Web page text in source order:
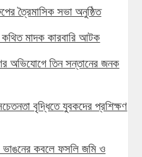
ত্রৈমাসিক সভা অনুষ্ঠিত
মাদক কারবারি আটক
অভিযোগে তিন সন্তানের জনক
বৃদ্ধিতে যুবকদের প্রশিক্ষণ
কবলে ফসলি জমি ও